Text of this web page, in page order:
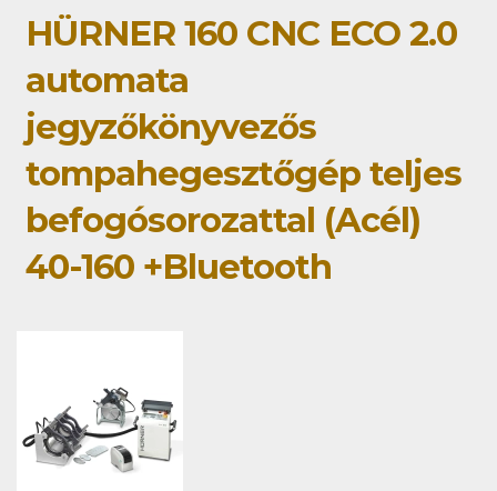
HÜRNER 160 CNC ECO 2.0
automata
jegyzőkönyvezős
tompahegesztőgép teljes
befogósorozattal (Acél)
40-160 +Bluetooth